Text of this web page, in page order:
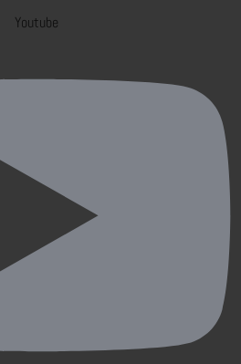
Youtube